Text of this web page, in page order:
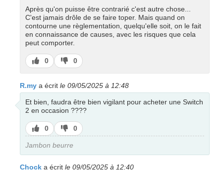
Après qu'on puisse être contrarié c'est autre chose...
C'est jamais drôle de se faire toper. Mais quand on
contourne une règlementation, quelqu'elle soit, on le fait
en connaissance de causes, avec les risques que cela
peut comporter.
J’aime
0
J’aime
pas
0
R.my a écrit le 09/05/2025 à 12:48
Et bien, faudra être bien vigilant pour acheter une Switch
2 en occasion ????
J’aime
0
J’aime
pas
0
Jambon beurre
Chock a écrit le 09/05/2025 à 12:40